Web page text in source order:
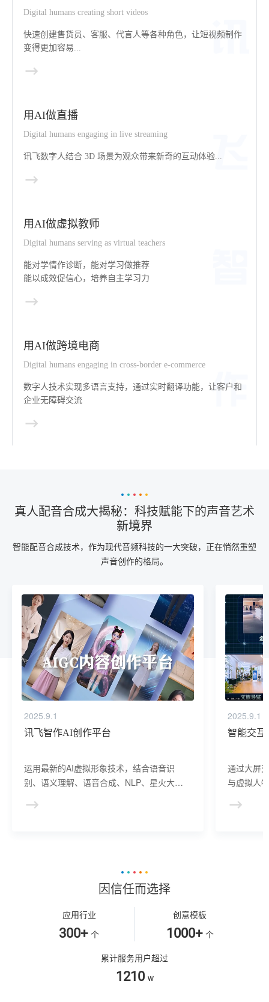
Digital humans creating short videos
快速创建售货员、客服、代言人等各种角色，让短视频制作
变得更加容易...
用AI做直播
Digital humans engaging in live streaming
讯飞数字人结合 3D 场景为观众带来新奇的互动体验...
用AI做虚拟教师
Digital humans serving as virtual teachers
能对学情作诊断，能对学习做推荐
能以成效促信心，培养自主学习力
用AI做跨境电商
Digital humans engaging in cross-border e-commerce
数字人技术实现多语言支持，通过实时翻译功能，让客户和
企业无障碍交流
真人配音合成大揭秘：科技赋能下的声音艺术
新境界
智能配音合成技术，作为现代音频科技的一大突破，正在悄然重塑
声音创作的格局。
2025.9.1
讯飞智作AI创作平台
运用最新的AI虚拟形象技术，结合语音识
别、语义理解、语音合成、NLP、星火大模
建、AI驱动、多模态交互的多场景虚拟人产
2025.9.1
智能交互
通过大屏
与虚拟人
景，可广
因信任而选择
应用行业
300+ 个
创意模板
1000+ 个
累计服务用户超过
1210 w